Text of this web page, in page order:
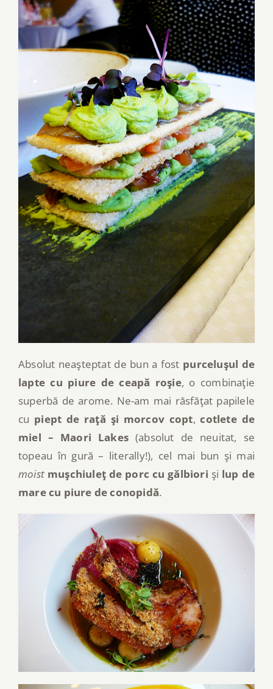
Absolut neaşteptat de bun a fost purceluşul de
lapte cu piure de ceapă roşie, o combinaţie
superbă de arome. Ne-am mai răsfăţat papilele
cu piept de raţă şi morcov copt,cotlete de
miel – Maori Lakes (absolut de neuitat, se
topeau în gură – literally!), cel mai bun şi mai
moist muşchiuleţ de porc cu gălbiori şi lup de
mare cu piure de conopidă.